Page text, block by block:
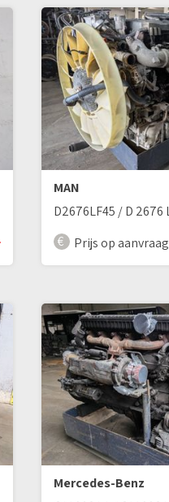
MAN
Prijs op aanvraag
Mercedes-Benz